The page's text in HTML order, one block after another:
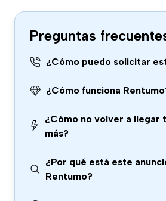
Preguntas
¿Cómo puedo solicitar
¿Cómo funciona
¿Cómo no volver a llegar
más?
¿Por qué está este
Rentumo?